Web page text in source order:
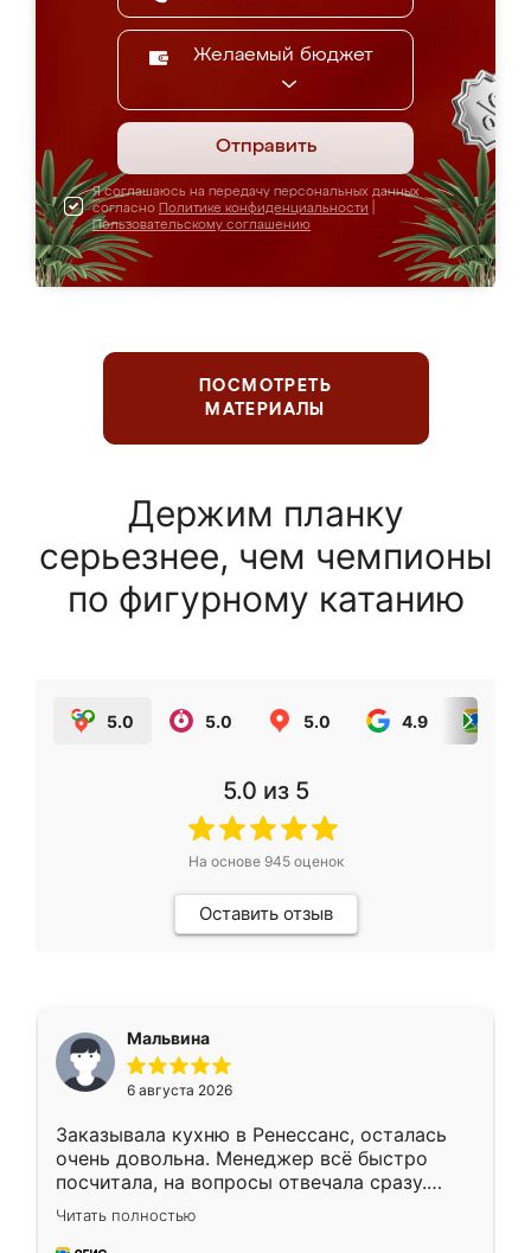
Желаемый бюджет
Отправить
Я соглашаюсь на передачу персональных данных
согласно Политике конфиденциальности
Пользовательскому соглашению
ПОСМОТРЕТЬ
МАТЕРИАЛЫ
Держим планку
серьезнее, чем чемпионы
по фигурному катанию
5.0 5.0 5.0 4.9
5.0 из 5
На основе 945оценок
Оставить отзыв
Мальвина
6 августа 2026
Заказывала кухню в Ренессанс, осталась
очень довольна. Менеджер всё быстро
посчитала, на вопросы отвечала сразу.
Замерщик приехал в субботу, подошёл к
делу со всей ответственностью. Собрали
Читать полностью